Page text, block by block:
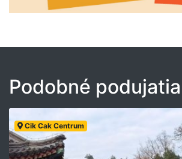
Podobné podujatia
Cik Cak Centrum